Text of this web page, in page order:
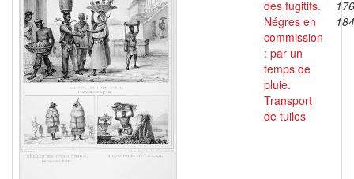
des fugitifs.
Négres en
commission
: par un
temps de
pluie.
Transport
de tuiles